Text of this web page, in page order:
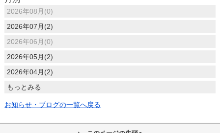
2026年08月(0)
2026年07月(2)
2026年06月(0)
2026年05月(2)
2026年04月(2)
もっとみる
お知らせ・ブログの一覧へ戻る